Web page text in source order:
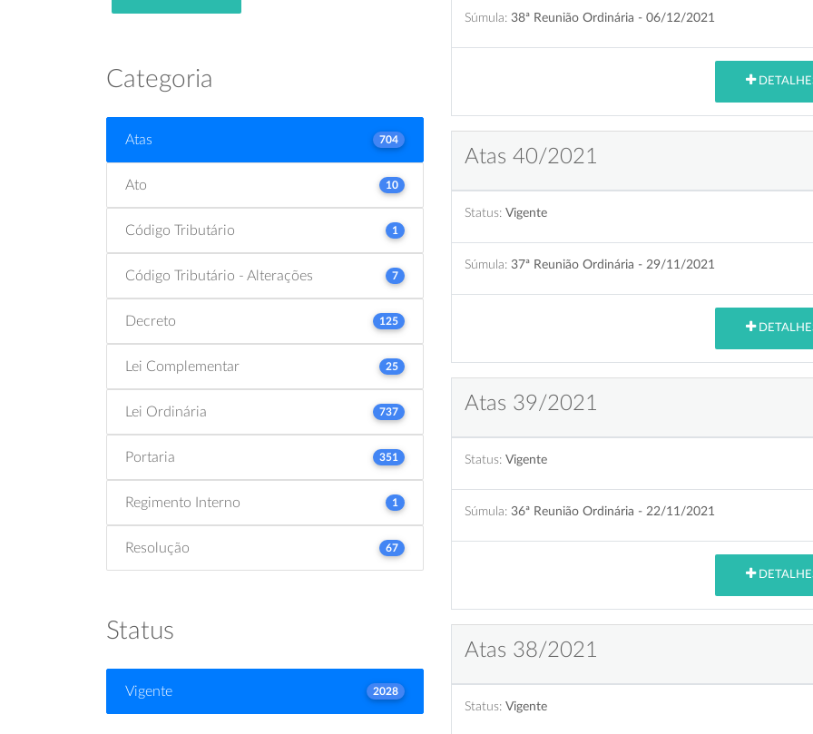
Categoria
Atas 704
Ato 10
Código Tributário 1
Código Tributário - Alterações 7
Decreto 125
Lei Complementar 25
Lei Ordinária 737
Portaria 351
Regimento Interno 1
Resolução 67
Status
Vigente 2028
Súmula: 38ª Reunião Ordinária - 06/12/2021
Atas 40/2021
Status: Vigente
Súmula: 37ª Reunião Ordinária - 29/11/2021
Atas 39/2021
Status: Vigente
Súmula: 36ª Reunião Ordinária - 22/11/2021
Atas 38/2021
Status: Vigente